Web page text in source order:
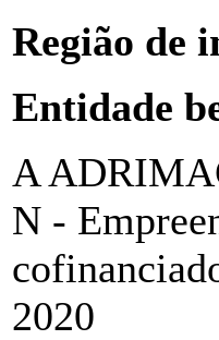
Região de
Entidade
A
N -
2020